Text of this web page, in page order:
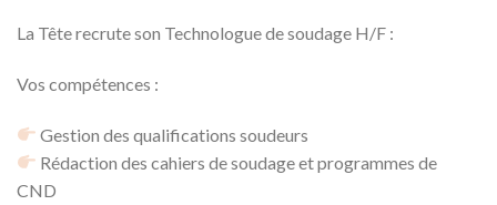
La Tête recrute son Technologue de soudage H/F :
Vos compétences :
Gestion des qualifications soudeurs
Rédaction des cahiers de soudage et programmes de
CND